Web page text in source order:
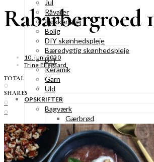
Jul
Råvarer
Køkkengrej
Bolig
DIY skønhedspleje
Bæredygtig skønhedspleje
DIY
Keramik
Garn
Uld
OPSKRIFTER
Bagværk
Gærbrød
Boller
Madbrød
Rugbrød
Kiks & knækbrød
Rabarbergroed 1
10. juni 2020
Trine Ellegaard
TOTAL
0
SHARES
0
0